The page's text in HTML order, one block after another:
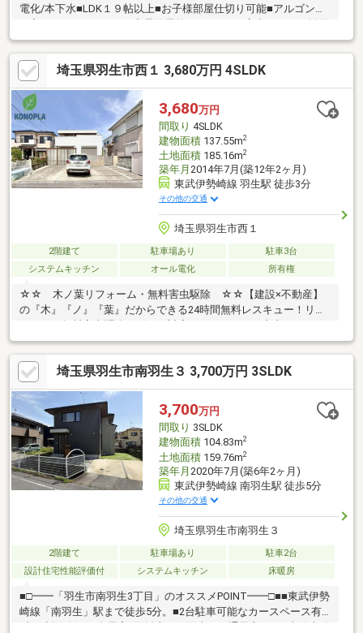
電化/本下水■LDK１９帖以上■お子様部屋仕切り可能■アルゴンガ
■第１種換気システム■エアコン完備■タンクレストイレ■オープン
キッチン採用■食洗機完備■東武伊勢崎線「羽生駅」徒歩１０分■
即日ご案内可能■平日/夜間でもご案内可能■有資格者によるロー
ン相談無料■ホームインスペクション無料実施
埼玉県羽生市西１ 3,680万円 4SLDK
3,680万円
間取り 4SLDK
建物面積137.55m2
土地面積185.16m2
築年月 2014年7月(築12年2ヶ月)
東武伊勢崎線 羽生駅 徒歩3分
その他の交通
埼玉県羽生市西１
2階建て 駐車場あり
駐車3台
システムキッチン
オール電化 所有権
☆☆ 木ノ葉リフォーム・無料害虫駆除 ☆☆【建設×不動産】
の『木』『ノ』『葉』だからできる24時間無料レスキュー！リフ
ターサービスがついており、住んでからの安心をずっとお届けし
ます！内覧時に、無料相談・お見積りも物件ごとに作成可能！！
オウチ探しも、リフォームも一緒に相談できます！＼弊社には、
『きつね隊』・『ゴリラ隊』という無料かけつけサービスの仕組
みが、整っています♪／住んでからのお家トラブル、緊急対応も承
っております♪お家のこと、すべて木ノ葉プランニングにお任せく
ださい＾＾
埼玉県羽生市南羽生３ 3,700万円 3SLDK
3,700万円
間取り 3SLDK
建物面積104.83m2
土地面積159.76m2
築年月 2020年7月(築6年2ヶ月)
東武伊勢崎線 南羽生駅 徒歩5分
その他の交通
埼玉県羽生市南羽生３
2階建て 駐車場あり
駐車2台
設計住宅性能評価付
システムキッチン 床暖房
■□━━「羽生市南羽生3丁目」のオススメPOINT━━□■■東武伊勢
崎線「南羽生」駅まで徒歩5分。■2台駐車可能なカースペース有